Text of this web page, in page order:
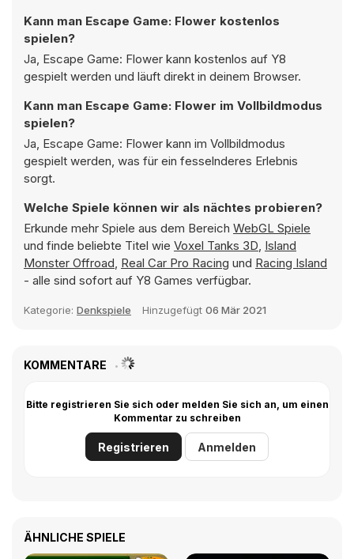
Kann man Escape Game: Flower kostenlos
spielen?
Ja, Escape Game: Flower kann kostenlos auf Y8
gespielt werden und läuft direkt in deinem Browser.
Kann man Escape Game: Flower im Vollbildmodus
spielen?
Ja, Escape Game: Flower kann im Vollbildmodus
gespielt werden, was für ein fesselnderes Erlebnis
sorgt.
Welche Spiele können wir als nächtes probieren?
Erkunde mehr Spiele aus dem Bereich WebGL Spiele
und finde beliebte Titel wie Voxel Tanks 3D, Island
Monster Offroad, Real Car Pro Racing und Racing Island
- alle sind sofort auf Y8 Games verfügbar.
Kategorie: Denkspiele Hinzugefügt 06 Mär 2021
KOMMENTARE
Bitte registrieren Sie sich oder melden Sie sich an, um einen
Kommentar zu schreiben
Registrieren Anmelden
ÄHNLICHE SPIELE